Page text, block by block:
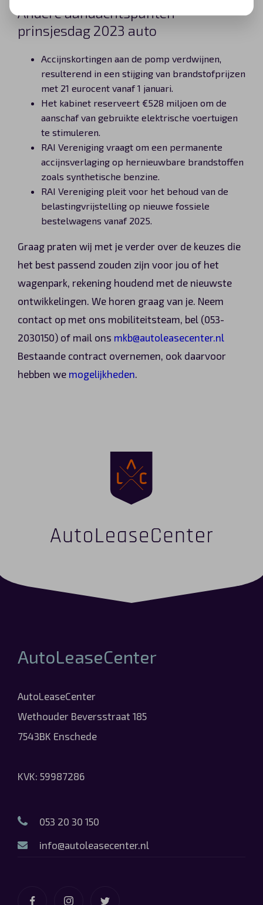
Andere aandachtspunten
prinsjesdag 2023 auto
Accijnskortingen aan de pomp verdwijnen,
resulterend in een stijging van brandstofprijzen
met 21 eurocent vanaf 1 januari.
Het kabinet reserveert €528 miljoen om de
aanschaf van gebruikte elektrische voertuigen
te stimuleren.
RAI Vereniging vraagt om een permanente
accijnsverlaging op hernieuwbare brandstoffen
zoals synthetische benzine.
RAI Vereniging pleit voor het behoud van de
belastingvrijstelling op nieuwe fossiele
bestelwagens vanaf 2025.
Graag praten wij met je verder over de keuzes die
het best passend zouden zijn voor jou of het
wagenpark, rekening houdend met de nieuwste
ontwikkelingen. We horen graag van je. Neem
contact op met ons mobiliteitsteam, bel (053-
2030150) of mail ons mkb@autoleasecenter.nl
Bestaande contract overnemen, ook daarvoor
hebben we mogelijkheden
AutoLeaseCenter
AutoLeaseCenter
Wethouder Beversstraat 185
7543BK Enschede
KVK: 59987286
053 20 30 150
info@autoleasecenter.nl